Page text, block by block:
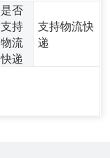
是否
支持
物流
快递
支持物流快
递